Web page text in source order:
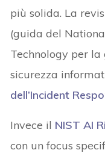
più solida. La
(guida del
Technology per
sicurezza
dell’Incident
Invece il NIST AI
con un focus